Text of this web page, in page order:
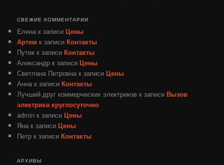
СВЕЖИЕ КОММЕНТАРИИ
Елена к записиЦены
Артем к записиКонтакты
Путик к записиКонтакты
Александр к записиЦены
Светлана Петровна к записиЦены
Анна к записиКонтакты
Лучший друг коммерческих электриков к записиВызов
электрика круглосуточно
admin к записиЦены
Яна к записиЦены
Петр к записиКонтакты
АРХИВЫ